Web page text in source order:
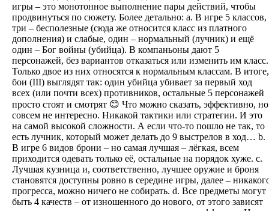
игры – это монотонное выполнение пары действий, чтобы
продвинуться по сюжету. Более детально: a. В игре 5 классов,
три – бесполезные (сюда же относится класс из платного
дополнения) и слабые, один – нормальный (лучник) и ещё
один – Бог войны (убийца). В компаньоны дают 5
персонажей, без вариантов отказаться или изменить им класс.
Только двое из них относятся к нормальным классам. В итоге,
бои (III) выглядят так: один убийца убивает за первый ход
всех (или почти всех) противников, остальные 5 персонажей
просто стоят и смотрят 😊 Что можно сказать, эффективно, но
совсем не интересно. Никакой тактики или стратегии. И это
на самой высокой сложности. А если что-то пошло не так, то
есть лучник, который может делать до 9 выстрелов в ход… b.
В игре 6 видов брони – но самая лучшая – лёгкая, всем
приходится одевать только её, остальные на порядок хуже. c.
Лучшая кузница и, соответственно, лучшее оружие и броня
становятся доступны ровно в середине игры, далее –
прогресса, можно ничего не собирать. d. Все предметы могут
быть 4 качеств – от изношенного до нового, от этого зависят